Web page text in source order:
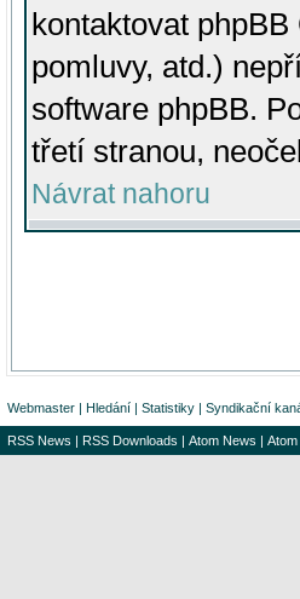
kontaktovat
pomluvy, atd.)
software phpBB.
třetí stranou,
Návrat nahoru
Webmaster | Hledání | Statistiky | Syndikační
RSS News | RSS Downloads | Atom News |